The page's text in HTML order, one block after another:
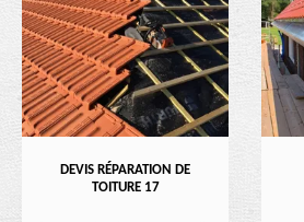
DEVIS RÉPARATION DE
TOITURE 17